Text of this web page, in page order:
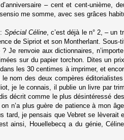
– cent et cent-unième,
me somme, avec ses grâces
Spécial Céline, c’est déjà le n° 2, – un
de Sipriot et son Montherlant. Sous-
Je renvoie aux dictionnaires,
sur du papier torchon. Dites un
les 30 centimes à imprimer, et
nom des deux compères
je le connais, il publie un livre par
décrit comme le plus désintéressé
n’a plus guère de patience à mon
tard, je pensais que Vebret se
ainsi, Houellebecq a du génie,